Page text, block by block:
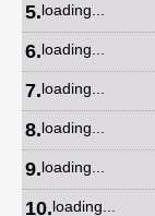
5.loading...
6.loading...
7.loading...
8.loading...
9.loading...
10.loading...